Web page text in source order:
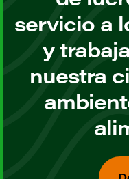
servicio a
y
nuestra